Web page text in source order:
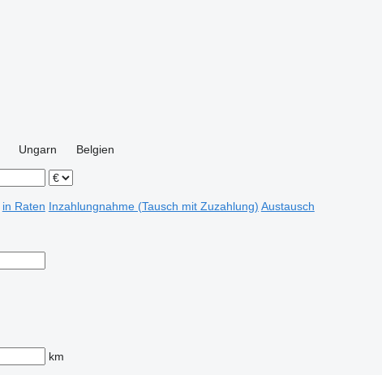
Ungarn
Belgien
in Raten Inzahlungnahme (Tausch mit Zuzahlung) Austausch
km